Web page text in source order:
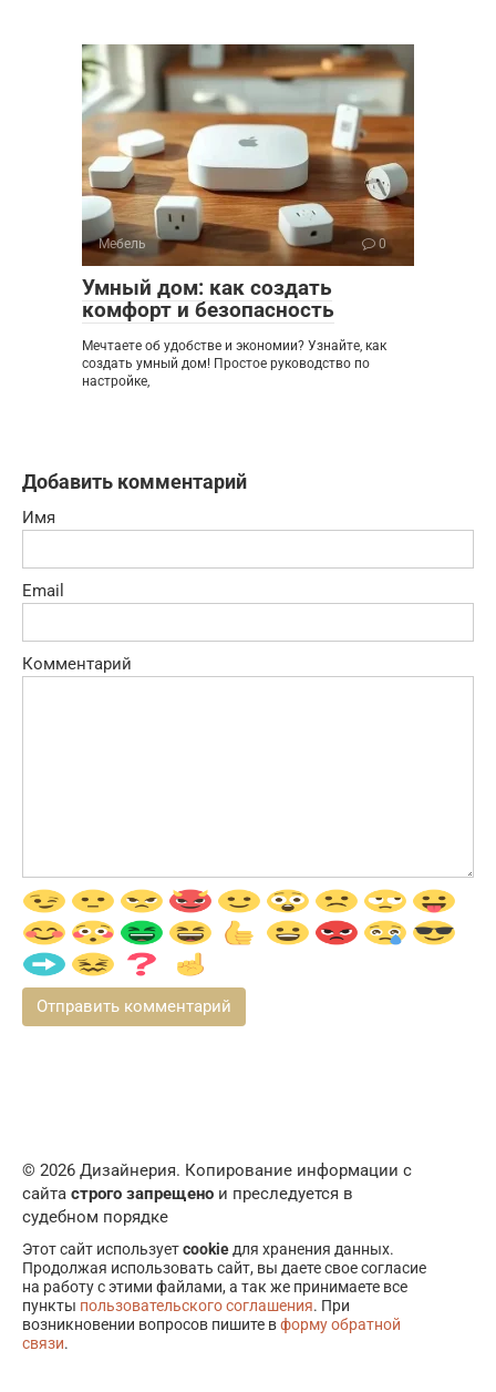
Мебель 0
Умный дом: как создать
комфорт и безопасность
Мечтаете об удобстве и экономии? Узнайте, как
создать умный дом! Простое руководство по
настройке,
Добавить комментарий
Имя
Email
Комментарий
© 2026 Дизайнерия. Копирование информации с
сайта строго запрещено и преследуется в
судебном порядке
Этот сайт используетcookieдля хранения данных.
Продолжая использовать сайт, вы даете свое согласие
на работу с этими файлами, а так же принимаете все
пункты пользовательского соглашения. При
возникновении вопросов пишите вформу обратной
связи.